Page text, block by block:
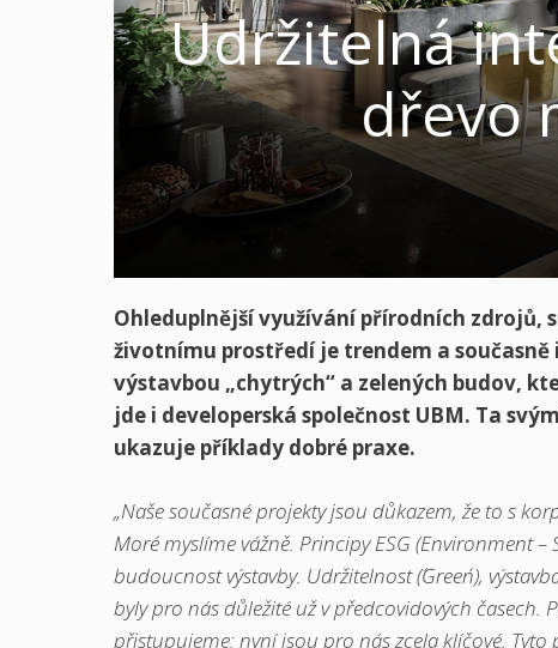
Udržitelná
dřevo
Ohleduplnější využívání přírodních zdrojů,
životnímu prostředí je trendem a
výstavbou „chytrých“ a zelených budov,
jde i developerská společnost UBM. Ta
ukazuje příklady dobré praxe.
„Naše současné projekty jsou důkazem, že to s
More´ myslíme vážně. Principy ESG (Environment
budoucnost výstavby. Udržitelnost (´Green´),
byly pro nás důležité už v předcovidových
přistupujeme: nyní jsou pro nás zcela klíčové.